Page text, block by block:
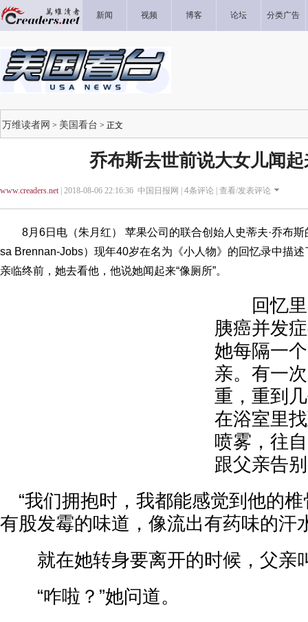
新闻 视频 博客 论坛 分类广告
万维读者网 > 美国看台 > 正文
乔布斯去世前说大女儿闻
www.creaders.net| 2018-08-06 22:16:36 中国日报网 | 4条评论 | 查看/发表评论
8月6日电（朱月红） 苹果公司的联合创始人史蒂夫·乔布斯
sa Brennan-Jobs）现年40岁在名为《小人物》的回忆录中描
亲临终前，她去看他，他说她闻起来“像厕所”。
回忆里
胰癌并发
她每隔一
亲。有一
重，重到
在浴室里
喷雾，往
跟父亲告
“我们拥抱时，我都能感觉到他的
有股发霉的味道，像流出有药味的汗
就在她转身要离开的时候，父亲
“咋啦？”她问道。